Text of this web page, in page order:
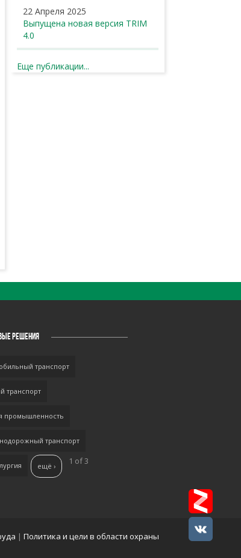
22 Апреля 2025
Выпущена новая версия TRIM
4.0
Еще публикации...
РЕШЕНИЯ
транспорт
транспорт
промышленность
транспорт
1 of 3
ещё ›
| Политика и цели в области охраны